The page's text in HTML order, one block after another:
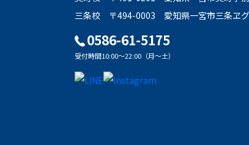
三条校 〒494-0003 愛知県一宮市三条ヱ
0586-61-5175
受付時間10:00～22:00（月～土）